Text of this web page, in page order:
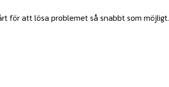
för att lösa problemet så snabbt som möjligt.